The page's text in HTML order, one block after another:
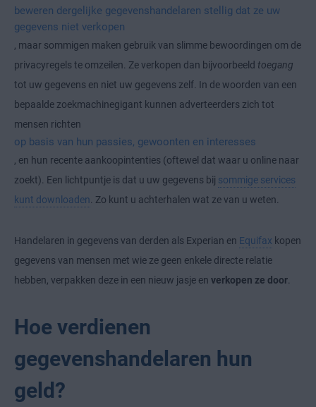
beweren dergelijke gegevenshandelaren stellig dat ze uw
gegevens niet verkopen
, maar sommigen maken gebruik van slimme bewoordingen om de
privacyregels te omzeilen. Ze verkopen dan bijvoorbeeld toegang
tot uw gegevens en niet uw gegevens zelf. In de woorden van een
bepaalde zoekmachinegigant kunnen adverteerders zich tot
mensen richten
op basis van hun passies, gewoonten en interesses
, en hun recente aankoopintenties (oftewel dat waar u online naar
zoekt). Een lichtpuntje is dat u uw gegevens bij sommige services
kunt downloaden. Zo kunt u achterhalen wat ze van u weten.
Handelaren in gegevens van derden als Experian en Equifax kopen
gegevens van mensen met wie ze geen enkele directe relatie
hebben, verpakken deze in een nieuw jasje en verkopen ze door.
Hoe verdienen
gegevenshandelaren hun
geld?